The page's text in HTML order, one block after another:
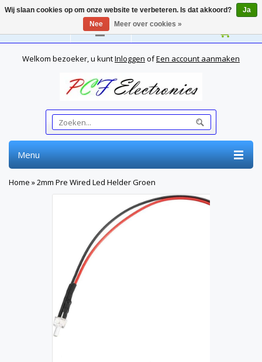
Nederlands
Welkom bezoeker, u kuntInloggen ofEen account aanmaken
Menu
Home »2mm Pre Wired Led Helder Groen
Wij slaan cookies op om onze website te verbeteren. Is dat akkoord?
Ja
Nee
Meer over cookies »